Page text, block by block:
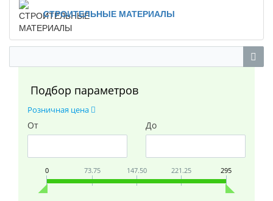
СТРОИТЕЛЬНЫЕ МАТЕРИАЛЫ
Подбор параметров
Розничная цена
От До
0 73.75 147.50 221.25 295